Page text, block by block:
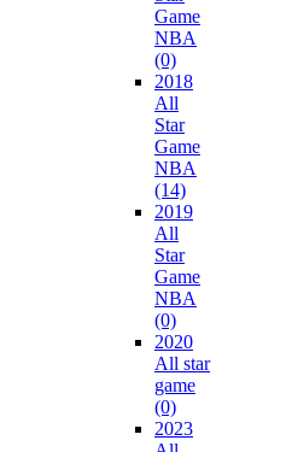
Game
NBA
(0)
2018
All
Star
Game
NBA
(14)
2019
All
Star
Game
NBA
(0)
2020
All star
game
(0)
2023